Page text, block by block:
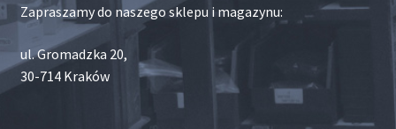
Zapraszamy do naszego sklepu i magazynu:
ul. Gromadzka 20,
30-714 Kraków